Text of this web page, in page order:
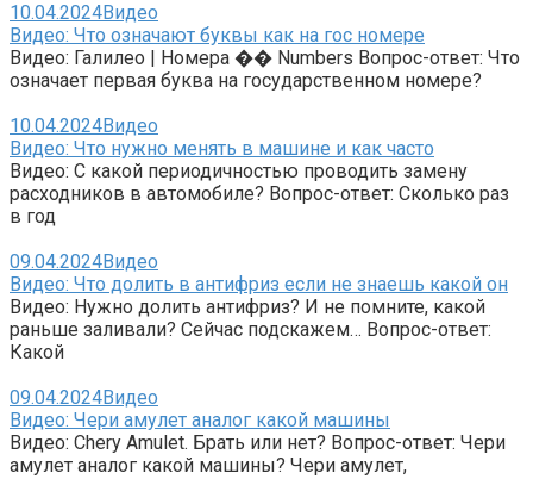
10.04.2024Видео
Видео: Что означают буквы как на гос номере
Видео: Галилео | Номера �� Numbers Вопрос-ответ: Что
означает первая буква на государственном номере?
10.04.2024Видео
Видео: Что нужно менять в машине и как часто
Видео: С какой периодичностью проводить замену
расходников в автомобиле? Вопрос-ответ: Сколько раз
в год
09.04.2024Видео
Видео: Что долить в антифриз если не знаешь какой он
Видео: Нужно долить антифриз? И не помните, какой
раньше заливали? Сейчас подскажем… Вопрос-ответ:
Какой
09.04.2024Видео
Видео: Чери амулет аналог какой машины
Видео: Chery Amulet. Брать или нет? Вопрос-ответ: Чери
амулет аналог какой машины? Чери амулет,